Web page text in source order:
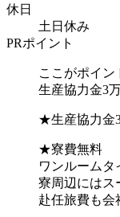
休日
土日休み
PRポイント
ここがポイン
生産協力金3
★生産協力金
★寮費無料
ワンルームタ
寮周辺にはス
赴任旅費も会